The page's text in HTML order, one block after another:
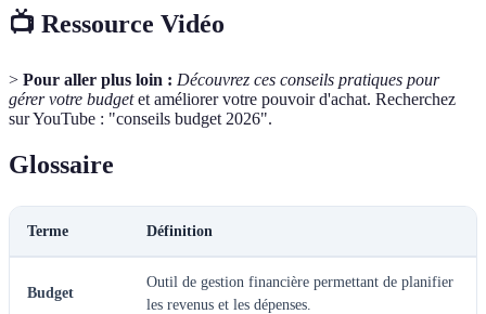
📺 Ressource Vidéo
> Pour aller plus loin : Découvrez ces conseils pratiques pour
gérer votre budgetet améliorer votre pouvoir d'achat. Recherchez
sur YouTube : "conseils budget 2026".
Glossaire
Terme Définition
Budget
Outil de gestion financière permettant de planifier
les revenus et les dépenses.